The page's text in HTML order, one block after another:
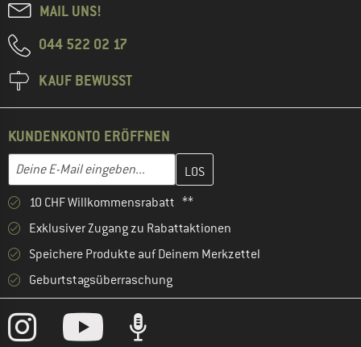
MAIL UNS!
044 522 02 17
KAUF BEWUSST
KUNDENKONTO ERÖFFNEN
E-Mail-Adresse
Gib hier deine E-Mail-Adresse ein und erstelle im nächsten
10 CHF Willkommensrabatt **
Exklusiver Zugang zu Rabattaktionen
Speichere Produkte auf Deinem Merkzettel
Geburtstagsüberraschung